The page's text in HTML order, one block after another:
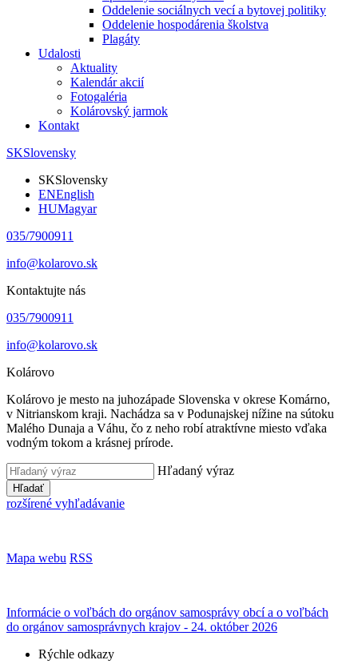
Oddelenie sociálnych vecí a bytovej politiky
Oddelenie hospodárenia školstva
Plagáty
Udalosti
Aktuality
Kalendár akcií
Fotogaléria
Kolárovský jarmok
Kontakt
SKSlovensky
SKSlovensky
ENEnglish
HUMagyar
035/7900911
info@kolarovo.sk
Kontaktujte nás
035/7900911
info@kolarovo.sk
Kolárovo
Kolárovo je mesto na juhozápade Slovenska v okrese Komárno,
v Nitrianskom kraji. Nachádza sa v Podunajskej nížine na sútoku
Malého Dunaja a Váhu, čo z neho robí atraktívne miesto vďaka
vodným tokom a krásnej prírode.
Hľadaný výraz
Hľadať
rozšírené vyhľadávanie
Mapa webu RSS
Informácie o voľbách do orgánov samosprávy obcí a o voľbách
do orgánov samosprávnych krajov - 24. október 2026
Rýchle odkazy